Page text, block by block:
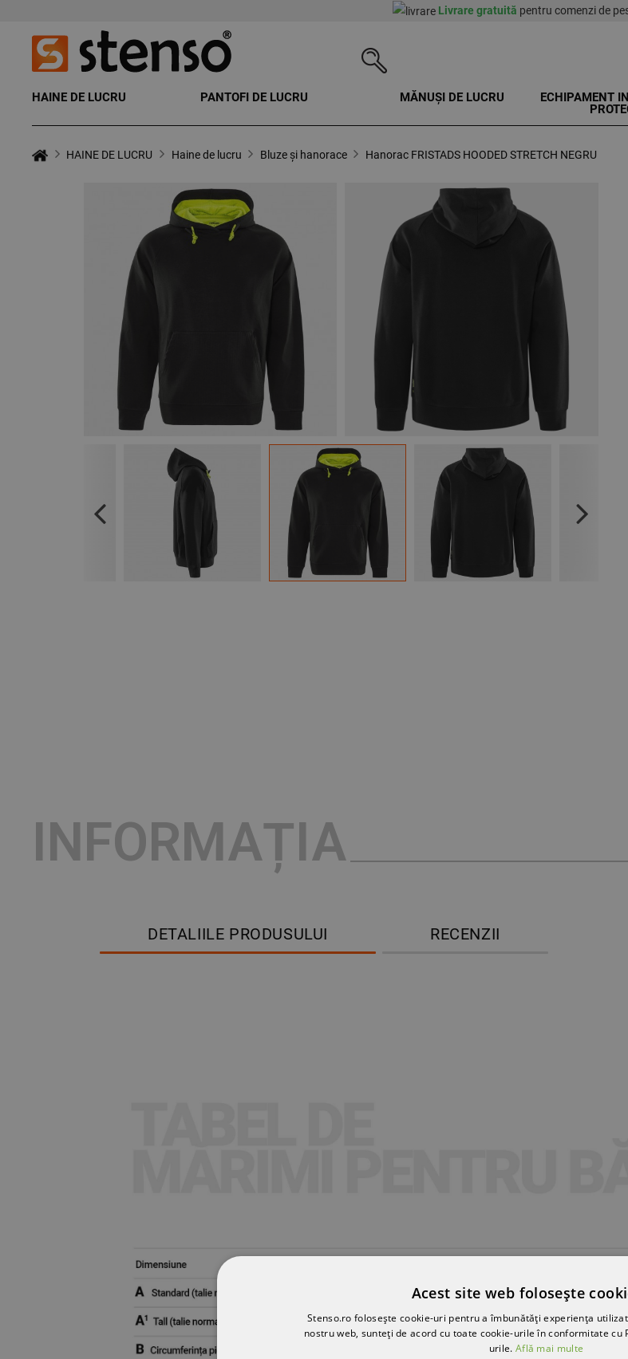
Livrare gratuită pentru comenzi de
HAINE DE LUCRU PANTOFI DE LUCRU MĂNUȘI DE LUCRU
ECHIPAMENT
HAINE DE LUCRU Haine de lucru Bluze și hanorace Hanorac FRISTADS HOODED STRETCH NEGRU
Previous Next
INFORMAȚIA
DETALIILE PRODUSULUI RECENZII
Acest site web folosește
Stenso.ro folosește cookie-uri pentru a îmbunătăți experiența
nostru web, sunteți de acord cu toate cookie-urile în conformitate cu
urile. Află mai multe